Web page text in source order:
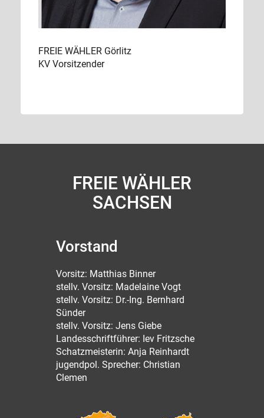
FREIE WÄHLER Görlitz
KV Vorsitzender
FREIE WÄHLER
SACHSEN
Vorstand
Vorsitz: Matthias Binner
stellv. Vorsitz: Madelaine Vogt
stellv. Vorsitz: Dr.-Ing. Bernhard
Sünder
stellv. Vorsitz: Jens Giebe
Landesschriftführer: Iev Fritzsche
Schatzmeisterin: Anja Reinhardt
jugendpol. Sprecher: Christian
Clemen